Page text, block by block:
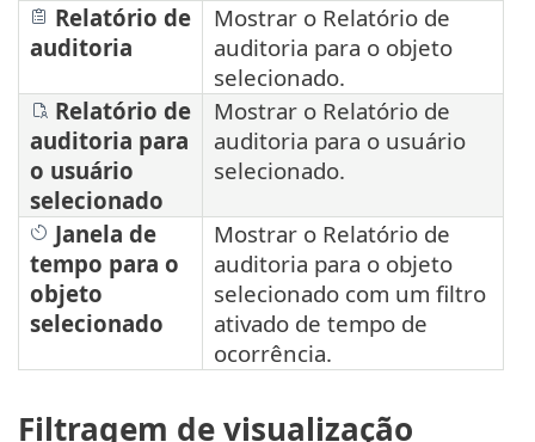
Relatório de
auditoria
Mostrar o Relatório de
auditoria para o objeto
selecionado.
Relatório de
auditoria para
o usuário
selecionado
Mostrar o Relatório de
auditoria para o usuário
selecionado.
Janela de
tempo para o
objeto
selecionado
Mostrar o Relatório de
auditoria para o objeto
selecionado com um filtro
ativado de tempo de
ocorrência.
Filtragem de visualização